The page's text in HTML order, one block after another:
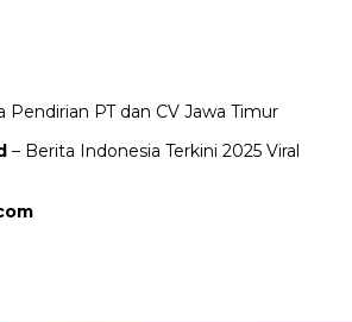
Pendirian PT dan CV Jawa Timur
– Berita Indonesia Terkini 2025 Viral